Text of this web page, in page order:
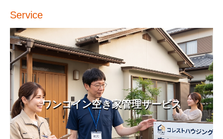
Service
ワンコイン空き家管理サービス